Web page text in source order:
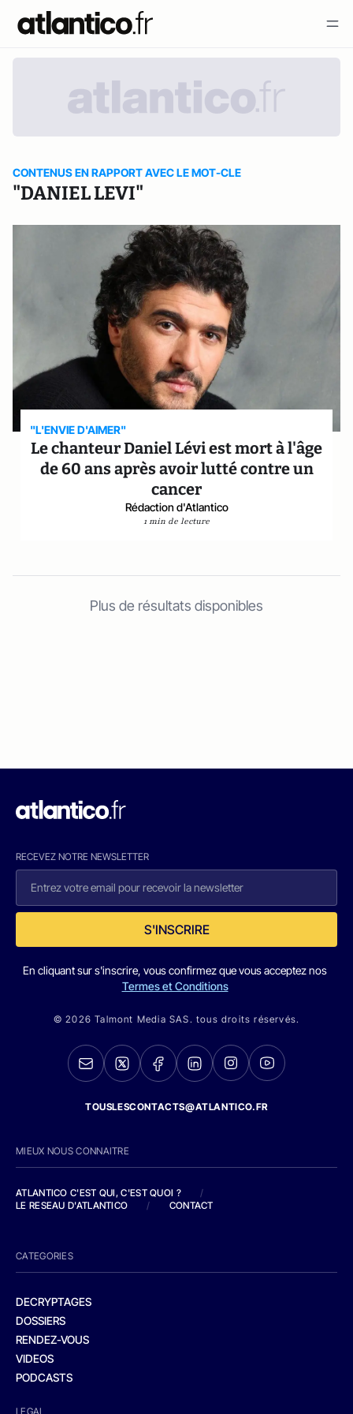
CONTENUS EN RAPPORT AVEC LE MOT-CLE
"DANIEL LEVI"
"L'ENVIE D'AIMER"
Le chanteur Daniel Lévi est mort à l'âge
de 60 ans après avoir lutté contre un
cancer
Rédaction d'Atlantico
1 min de lecture
Plus de résultats disponibles
RECEVEZ NOTRE NEWSLETTER
S'INSCRIRE
En cliquant sur s'inscrire, vous confirmez que vous acceptez nos
Termes et Conditions
© 2026 Talmont Media SAS. tous droits réservés.
TOUSLESCONTACTS@ATLANTICO.FR
MIEUX NOUS CONNAITRE
ATLANTICO C'EST QUI, C'EST QUOI ?
/
LE RESEAU D'ATLANTICO
/ CONTACT
CATEGORIES
DECRYPTAGES
DOSSIERS
RENDEZ-VOUS
VIDEOS
PODCASTS
LEGAL